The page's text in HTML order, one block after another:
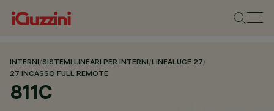
INTERNI/SISTEMI LINEARI PER INTERNI/LINEALUCE 27/
27 INCASSO FULL REMOTE
811C